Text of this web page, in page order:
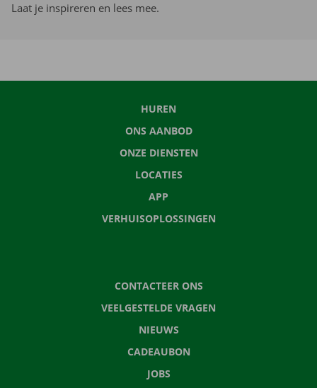
Laat je inspireren en lees mee.
HUREN
ONS AANBOD
ONZE DIENSTEN
LOCATIES
APP
VERHUISOPLOSSINGEN
CONTACTEER ONS
VEELGESTELDE VRAGEN
NIEUWS
CADEAUBON
JOBS